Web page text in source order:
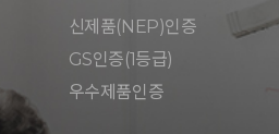
신제품(NEP)인증
GS인증(1등급)
우수제품인증